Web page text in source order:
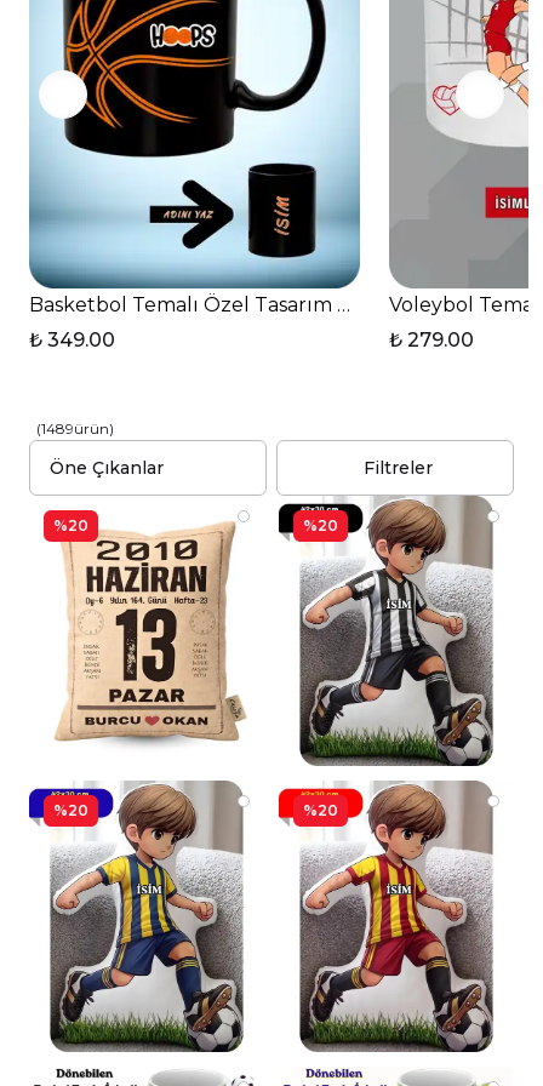
Basketbol Temalı Özel Tasarım Baskılı Basket
₺ 349.00
Voleybol
₺ 279.00
(1489ürün)
Filtreler
%20 %20
%20 %20